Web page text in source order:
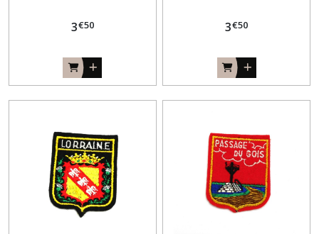
3€50 3€50